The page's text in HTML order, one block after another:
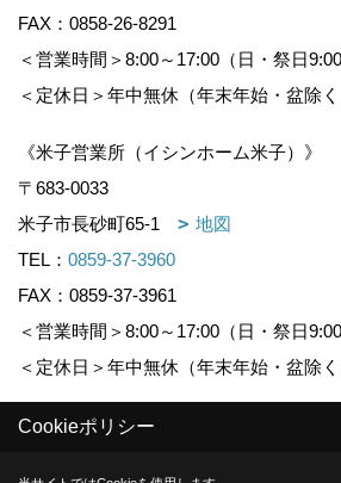
FAX：0858-26-8291
＜営業時間＞8:00～17:00（日・祭日
＜定休日＞年中無休（年末年始・盆除く
《米子営業所（イシンホーム米子）》
〒683-0033
米子市長砂町65-1
地図
TEL： 0859-37-3960
FAX：0859-37-3961
＜営業時間＞8:00～17:00（日・祭日
＜定休日＞年中無休（年末年始・盆除く
Cookieポリシー